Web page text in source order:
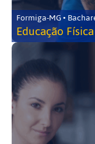
Formiga-MG •
Educação